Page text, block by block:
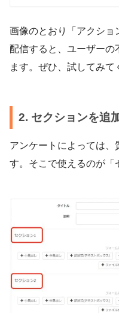
画像のとおり「アクショ
配信すると、ユーザーの
ます。ぜひ、試してみて
2. セクションを追
アンケートによっては、
す。そこで使えるのが「